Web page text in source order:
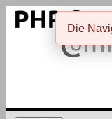
Die